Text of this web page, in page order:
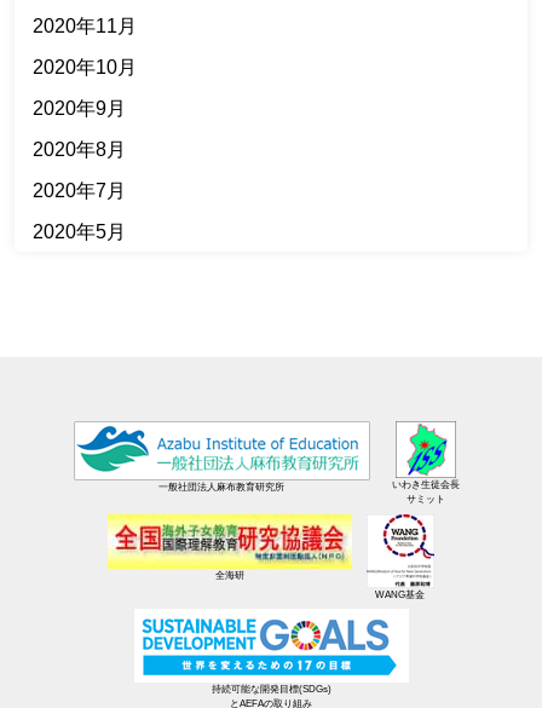
2020年11月
2020年10月
2020年9月
2020年8月
2020年7月
2020年5月
一般社団法人麻布教育研究所
いわき生徒会長
サミット
全海研
WANG基金
持続可能な開発目標(SDGs)
とAEFAの取り組み